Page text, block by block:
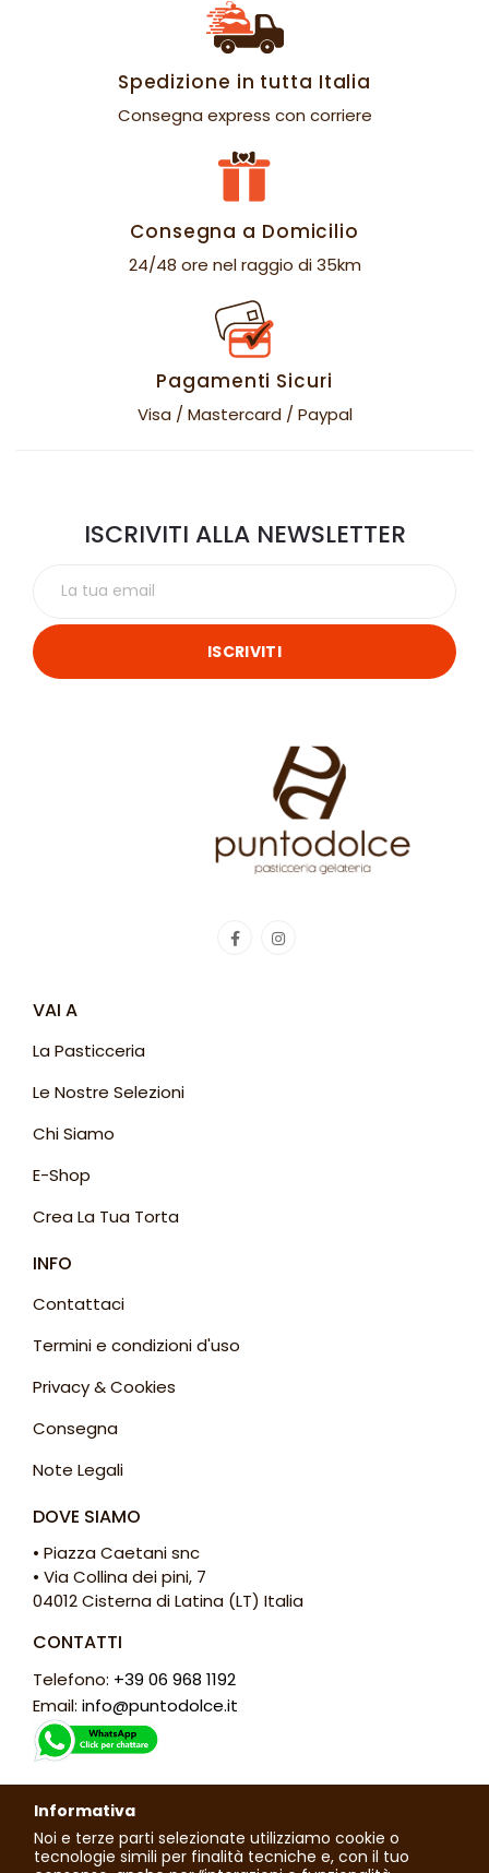
Spedizione in tutta Italia
Consegna express con corriere
Consegna a Domicilio
24/48 ore nel raggio di 35km
Pagamenti Sicuri
Visa / Mastercard / Paypal
ISCRIVITI ALLA NEWSLETTER
ISCRIVITI
VAI A
La Pasticceria
Le Nostre Selezioni
Chi Siamo
E-Shop
Crea La Tua Torta
INFO
Contattaci
Termini e condizioni d'uso
Privacy & Cookies
Consegna
Note Legali
DOVE SIAMO
• Piazza Caetani snc
• Via Collina dei pini, 7
04012 Cisterna di Latina (LT) Italia
CONTATTI
Telefono: +39 06 968 1192
Email: info@puntodolce.it
ORARI
Lunedì: chiuso
Martedì - Sabato: 7:30 - 13:00 / 16:00 - 20:00
Informativa
Noi e terze parti selezionate utilizziamo cookie o
tecnologie simili per finalità tecniche e, con il tuo